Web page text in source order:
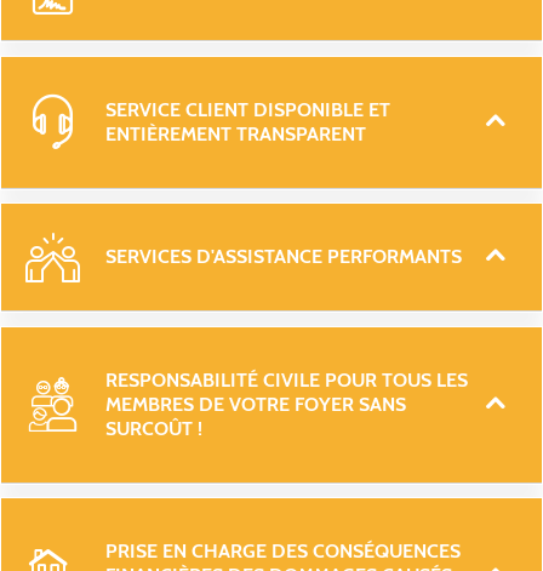
SERVICE CLIENT DISPONIBLE ET
RESPONSABILITÉ CIVILE POUR TOUS LES
MEMBRES DE VOTRE FOYER SANS
PRISE EN CHARGE DES CONSÉQUENCES